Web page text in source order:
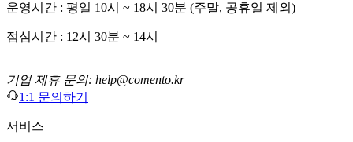
운영시간 : 평일 10시 ~ 18시 30분 (주말, 공휴일 제외)
점심시간 : 12시 30분 ~ 14시
기업 제휴 문의: help@comento.kr
1:1 문의하기
서비스